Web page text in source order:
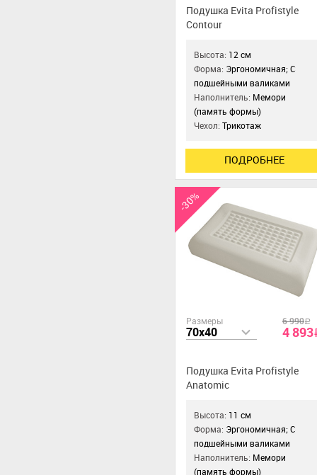
Подушка Evita Profistyle
Contour
Высота: 12 см
Форма: Эргономичная; С
подшейными валиками
Наполнитель: Мемори
(память формы)
Чехол:Трикотаж
ПОДРОБНЕЕ
-30%
Размеры
70x40
6 990a
4 893
Подушка Evita Profistyle
Anatomic
Высота: 11 см
Форма: Эргономичная; С
подшейными валиками
Наполнитель: Мемори
(память формы)